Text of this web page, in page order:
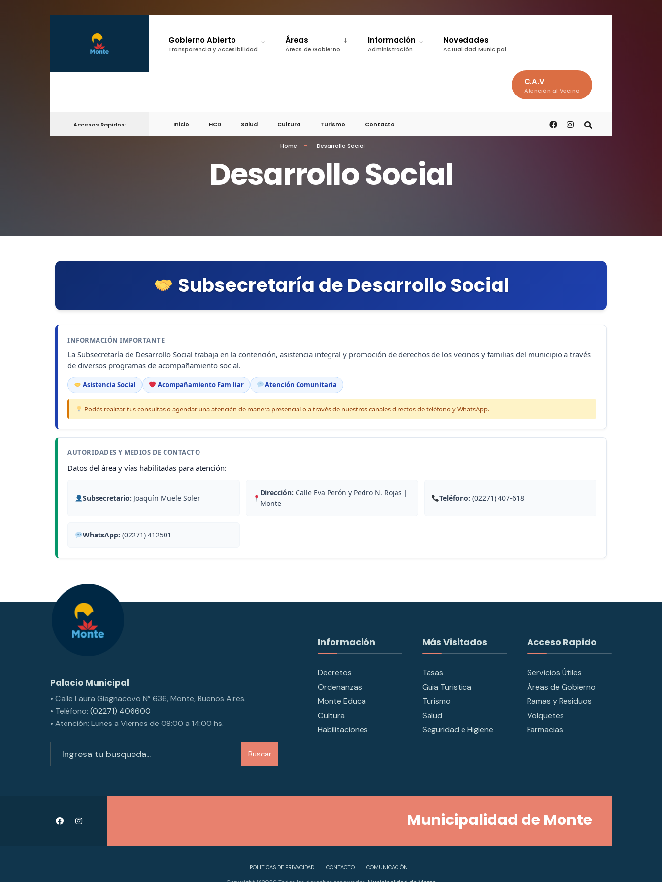
Gobierno Abierto
Transparencia y Accesibilidad
Áreas
Áreas de Gobierno
Información
Administración
Novedades
Actualidad Municipal
C.A.V
Atención al Vecino
Accesos Rapidos: Inicio HCD Salud Cultura Turismo Contacto
Home Desarrollo Social
Desarrollo Social
Subsecretaría de Desarrollo Social
INFORMACIÓN IMPORTANTE
La Subsecretaría de Desarrollo Social trabaja en la contención, asistencia integral y promoción de derechos de los vecinos y familias del municipio a través
de diversos programas de acompañamiento social.
Asistencia Social Acompañamiento Familiar Atención Comunitaria
Podés realizar tus consultas o agendar una atención de manera presencial o a través de nuestros canales directos de teléfono y WhatsApp.
AUTORIDADES Y MEDIOS DE CONTACTO
Datos del área y vías habilitadas para atención:
Subsecretario: Joaquín Muele Soler
Dirección: Calle Eva Perón y Pedro N. Rojas |
Monte
Teléfono: (02271) 407-618
WhatsApp: (02271) 412501
Palacio Municipal
• Calle Laura Giagnacovo N° 636, Monte, Buenos Aires.
• Teléfono: (02271) 406600
• Atención: Lunes a Viernes de 08:00 a 14:00 hs.
Buscar
Información
Decretos
Ordenanzas
Monte Educa
Cultura
Habilitaciones
Más Visitados
Tasas
Guia Turistica
Turismo
Salud
Seguridad e Higiene
Acceso Rapido
Servicios Útiles
Áreas de Gobierno
Ramas y Residuos
Volquetes
Farmacias
Municipalidad de Monte
POLITICAS DE PRIVACIDAD CONTACTO COMUNICACIÓN